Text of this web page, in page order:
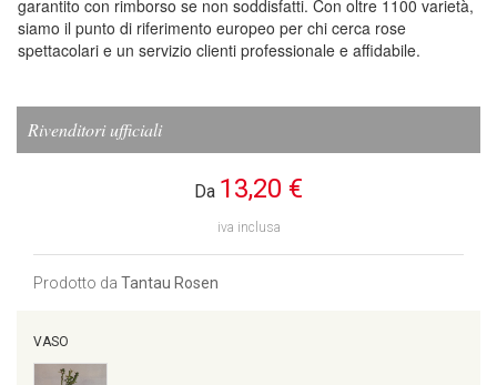
garantito con rimborso se non soddisfatti. Con oltre 1100 varietà,
siamo il punto di riferimento europeo per chi cerca rose
spettacolari e un servizio clienti professionale e affidabile.
Rivenditori ufficiali
Da 13,20 €
iva inclusa
Prodotto da Tantau Rosen
VASO